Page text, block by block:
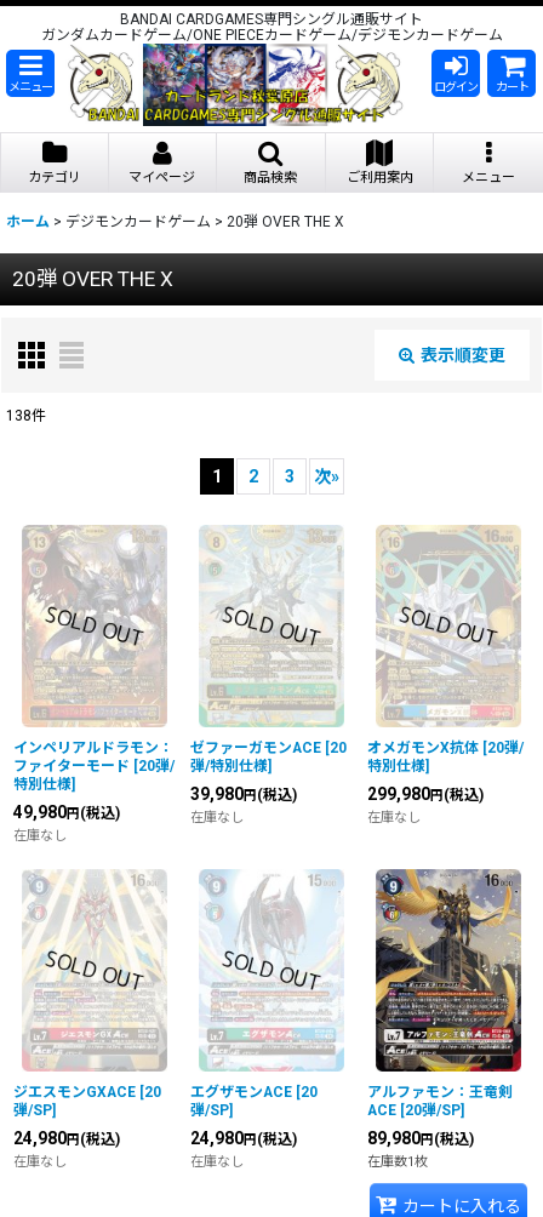
BANDAI CARDGAMES専門シングル通販サイト
ガンダムカードゲーム/ONE PIECEカードゲーム/デジモンカードゲーム
メニュー ログイン カート
カテゴリ マイページ 商品検索 ご利用案内 メニュー
ホーム > デジモンカードゲーム > 20弾 OVER THE X
20弾 OVER THE X
表示順変更
並び順:
絞り込む
138件
1 2 3 次»
インペリアルドラモン：
ファイターモード [20弾/
特別仕様]
49,980円 (税込)
在庫なし
ゼファーガモンACE [20
弾/特別仕様]
39,980円 (税込)
在庫なし
オメガモンX抗体 [20弾/
特別仕様]
299,980円 (税込)
在庫なし
ジエスモンGXACE [20
弾/SP]
24,980円 (税込)
在庫なし
エグザモンACE [20
弾/SP]
24,980円 (税込)
在庫なし
アルファモン：王竜剣
ACE [20弾/SP]
89,980円 (税込)
在庫数1枚
カートに入れる